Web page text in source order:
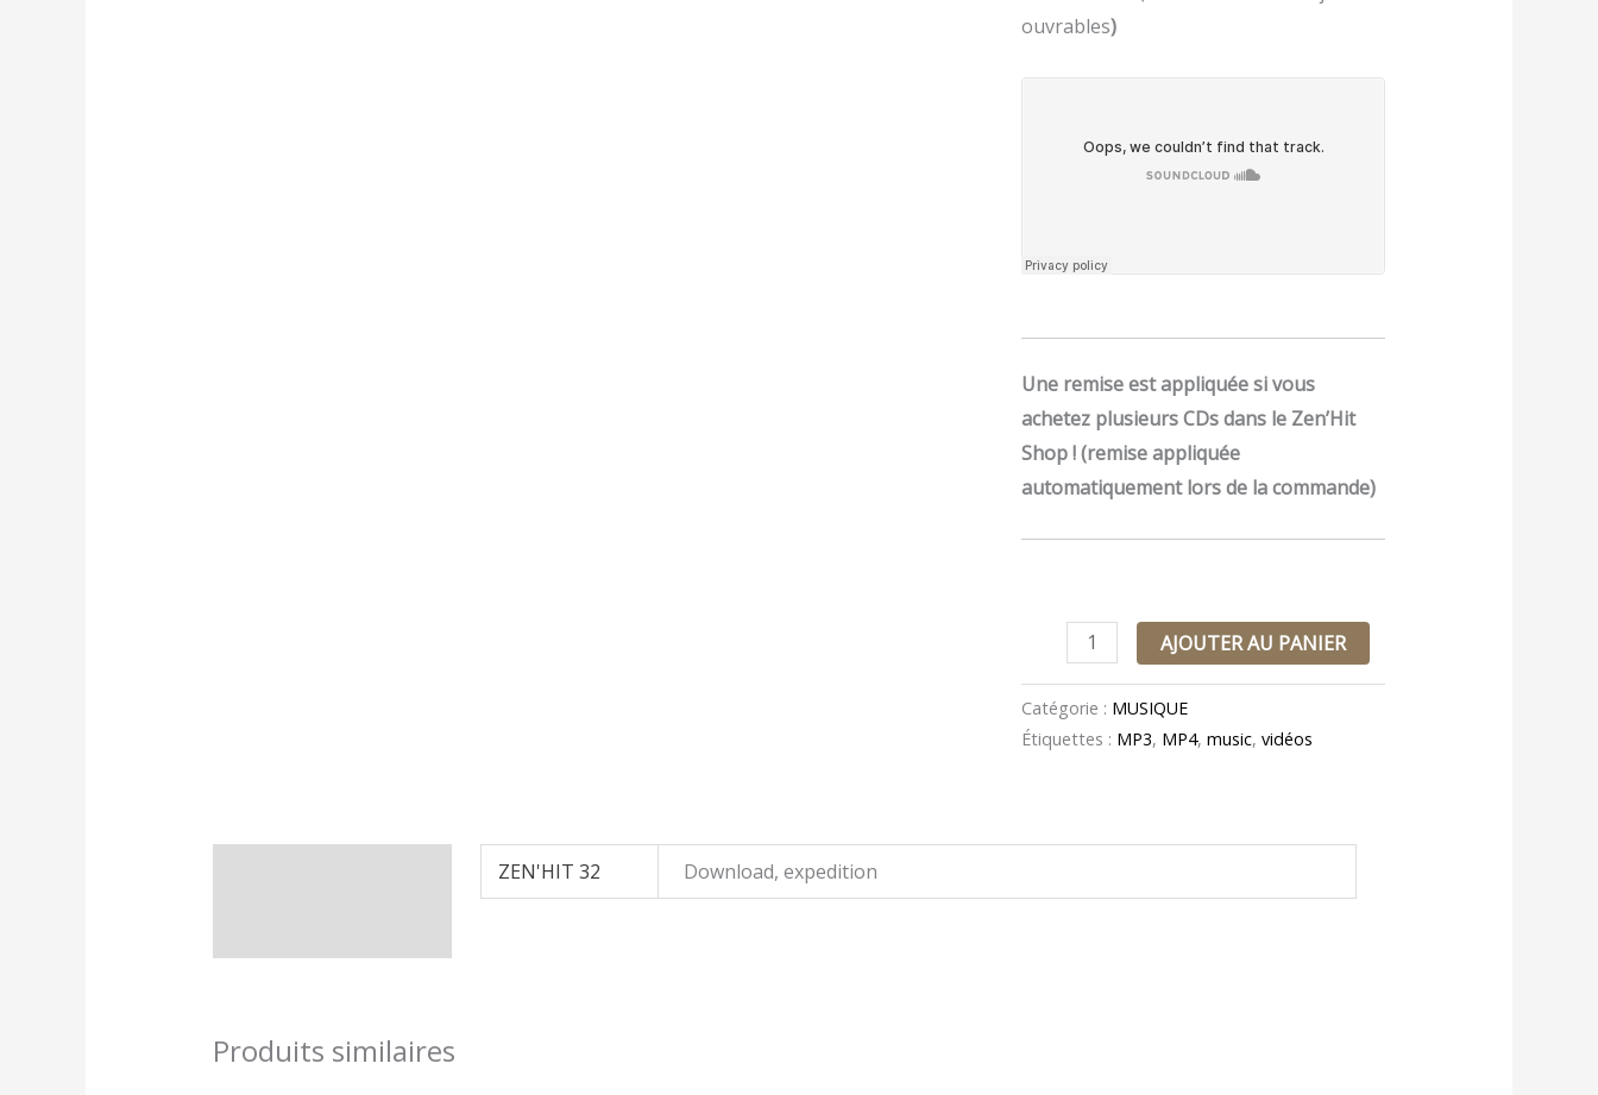
ouvrables)
Une remise est appliquée si vous
achetez plusieurs CDs dans le Zen’Hit
Shop ! (remise appliquée
automatiquement lors de la commande)
AJOUTER AU PANIER
Catégorie : MUSIQUE
Étiquettes : MP3, MP4,music,vidéos
ZEN'HIT 32 Download, expedition
Produits similaires